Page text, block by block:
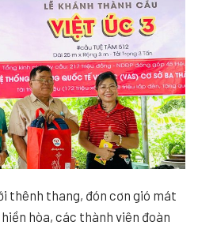
thênh thang, đón cơn gió mát
hòa, các thành viên đoàn